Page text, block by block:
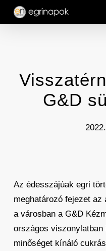
Skip
G&D
Az édesszájúak egri
meghatározó fejezet
a városban a G&D
országos
minőséget kínáló